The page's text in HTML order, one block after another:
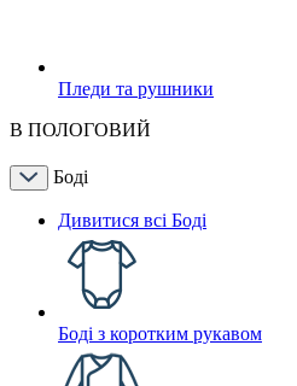
Пледи та рушники
В ПОЛОГОВИЙ
Боді
Дивитися всі Боді
Боді з коротким рукавом